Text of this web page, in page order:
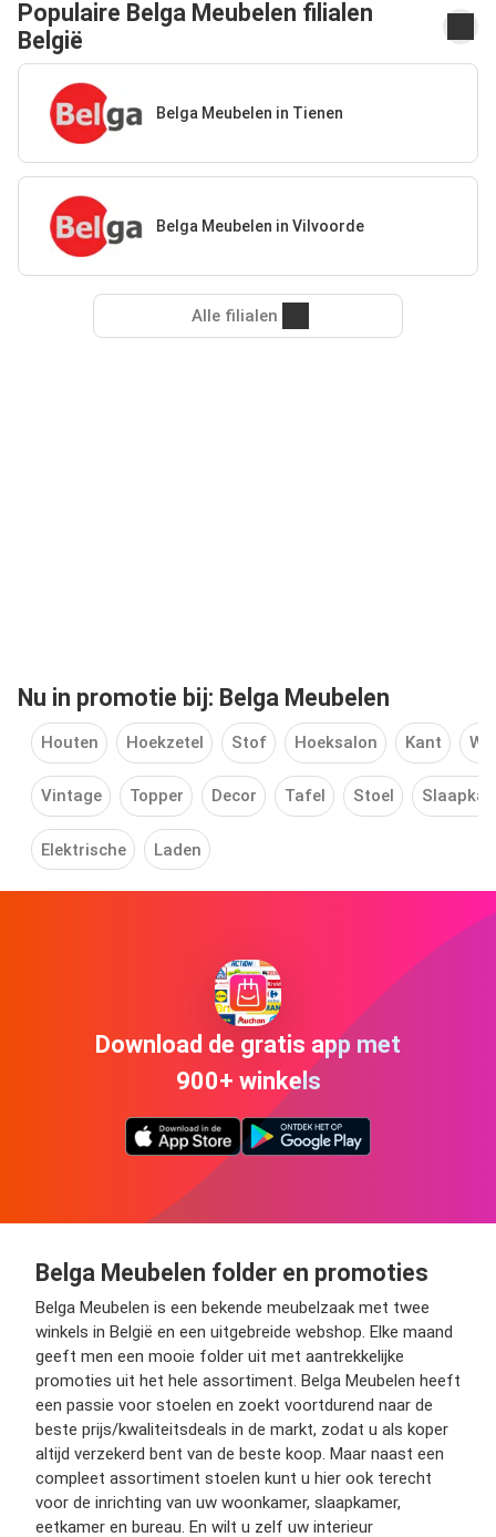
Populaire Belga Meubelen filialen
België
Belga Meubelen in Tienen
Belga Meubelen in Vilvoorde
Alle filialen
Nu in promotie bij: Belga Meubelen
Houten Hoekzetel Stof Hoeksalon Kant
Vintage Topper Decor Tafel Stoel
Elektrische Laden
Download de gratis app met
900+ winkels
Belga Meubelen folder en promoties
Belga Meubelen is een bekende meubelzaak met twee
winkels in België en een uitgebreide webshop. Elke maand
geeft men een mooie folder uit met aantrekkelijke
promoties uit het hele assortiment. Belga Meubelen heeft
een passie voor stoelen en zoekt voortdurend naar de
beste prijs/kwaliteitsdeals in de markt, zodat u als koper
altijd verzekerd bent van de beste koop. Maar naast een
compleet assortiment stoelen kunt u hier ook terecht
voor de inrichting van uw woonkamer, slaapkamer,
eetkamer en bureau. En wilt u zelf uw interieur